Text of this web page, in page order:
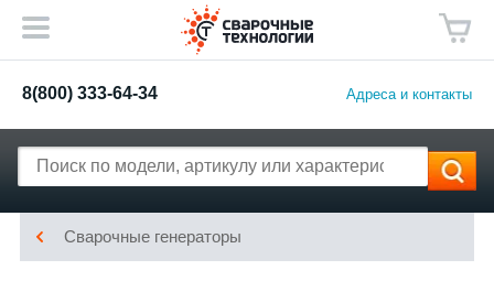
8(800) 333-64-34 Адреса и контакты
Сварочные генераторы